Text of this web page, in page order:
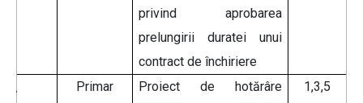
privind aprobarea
prelungirii duratei unui
contract de închiriere
Primar
Proiect de hotărâre
1,3,5